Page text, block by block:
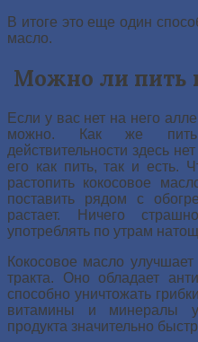
В итоге это еще один
масло.
Можно ли пить
Если у вас нет на него
можно. Как же
действительности здесь
его как пить, так и есть.
растопить кокосовое
поставить рядом с
растает. Ничего
употреблять по утрам
Кокосовое масло
тракта. Оно обладает
способно уничтожать
витамины и минералы
продукта значительно